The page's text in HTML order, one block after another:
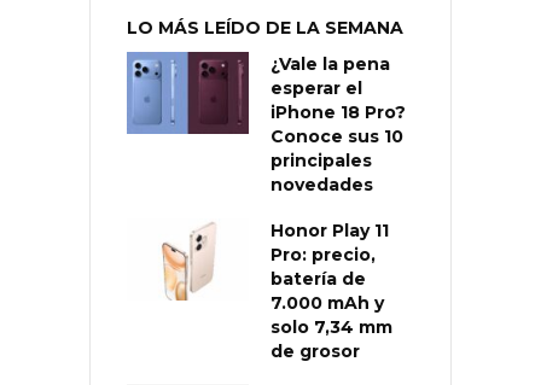
LO MÁS LEÍDO DE LA SEMANA
¿Vale la pena
esperar el
iPhone 18 Pro?
Conoce sus 10
principales
novedades
Honor Play 11
Pro: precio,
batería de
7.000 mAh y
solo 7,34 mm
de grosor